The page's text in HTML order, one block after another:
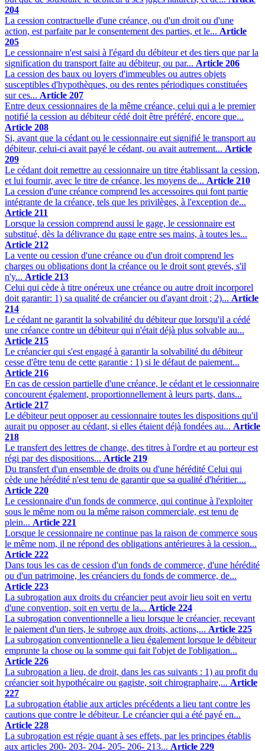
204
La cession contractuelle d'une créance, ou d'un droit ou d'une
action, est parfaite par le consentement des parties, et le... Article
205
Le cessionnaire n'est saisi à l'égard du débiteur et des tiers que par la
signification du transport faite au débiteur, ou par... Article 206
La cession des baux ou loyers d'immeubles ou autres objets
susceptibles d'hypothèques, ou des rentes périodiques constituées
sur ces... Article 207
Entre deux cessionnaires de la même créance, celui qui a le premier
notifié la cession au débiteur cédé doit être préféré, encore que...
Article 208
Si, avant que la cédant ou le cessionnaire eut signifié le transport au
débiteur, celui-ci avait payé le cédant, ou avait autrement... Article
209
Le cédant doit remettre au cessionnaire un titre établissant la cession,
et lui fournir, avec le titre de créance, les moyens de... Article 210
La cession d'une créance comprend les accessoires qui font partie
intégrante de la créance, tels que les privilèges, à l'exception de...
Article 211
Lorsque la cession comprend aussi le gage, le cessionnaire est
substitué, dès la délivrance du gage entre ses mains, à toutes les...
Article 212
La vente ou cession d'une créance ou d'un droit comprend les
charges ou obligations dont la créance ou le droit sont grevés, s'il
n'y... Article 213
Celui qui cède à titre onéreux une créance ou autre droit incorporel
doit garantir: 1) sa qualité de créancier ou d'ayant droit ; 2)... Article
214
Le cédant ne garantit la solvabilité du débiteur que lorsqu'il a cédé
une créance contre un débiteur qui n'était déjà plus solvable au...
Article 215
Le créancier qui s'est engagé à garantir la solvabilité du débiteur
cesse d'être tenu de cette garantie : 1) si le défaut de paiement...
Article 216
En cas de cession partielle d'une créance, le cédant et le cessionnaire
concourent également, proportionnellement à leurs parts, dans...
Article 217
Le débiteur peut opposer au cessionnaire toutes les dispositions qu'il
aurait pu opposer au cédant, si elles étaient déjà fondées au... Article
218
Le transfert des lettres de change, des titres à l'ordre et au porteur est
régi par des dispositions... Article 219
Du transfert d'un ensemble de droits ou d'une hérédité Celui qui
cède une hérédité n'est tenu de garantir que sa qualité d'héritier....
Article 220
Le cessionnaire d'un fonds de commerce, qui continue à l'exploiter
sous le même nom ou la même raison commerciale, est tenu de
plein... Article 221
Lorsque le cessionnaire ne continue pas la raison de commerce sous
le même nom, il ne répond des obligations antérieures à la cession...
Article 222
Dans tous les cas de cession d'un fonds de commerce, d'une hérédité
ou d'un patrimoine, les créanciers du fonds de commerce, de...
Article 223
La subrogation aux droits du créancier peut avoir lieu soit en vertu
d'une convention, soit en vertu de la... Article 224
La subrogation conventionnelle a lieu lorsque le créancier, recevant
le paiement d'un tiers, le subroge aux droits, actions,... Article 225
La subrogation conventionnelle a lieu également lorsque le débiteur
emprunte la chose ou la somme qui fait l'objet de l'obligation...
Article 226
La subrogation a lieu, de droit, dans les cas suivants : 1) au profit du
créancier soit hypothécaire ou gagiste, soit chirographaire,... Article
227
La subrogation établie aux articles précédents a lieu tant contre les
cautions que contre le débiteur. Le créancier qui a été payé en...
Article 228
La subrogation est régie quant à ses effets, par les principes établis
aux articles 200- 203- 204- 205- 206- 213... Article 229